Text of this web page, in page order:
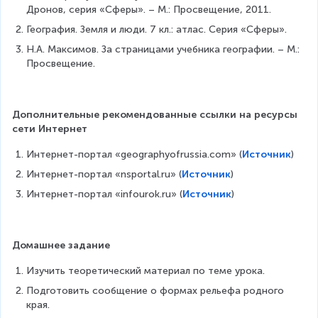
Дронов, серия «Сферы». – М.: Просвещение, 2011.
География. Земля и люди. 7 кл.: атлас. Серия «Сферы».
Н.А. Максимов. За страницами учебника географии. – М.:
Просвещение.
Дополнительные рекомендованные ссылки на ресурсы
сети Интернет
Интернет-портал «geographyofrussia.com» (Источник)
Интернет-портал «nsportal.ru» (Источник)
Интернет-портал «infourok.ru» (Источник)
Домашнее задание
Изучить теоретический материал по теме урока.
Подготовить сообщение о формах рельефа родного
края.